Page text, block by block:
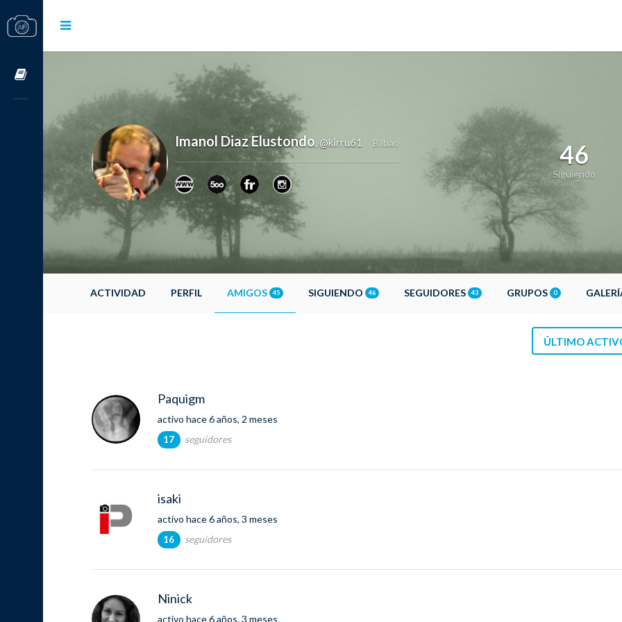
Imanol Diaz Elustondo, @kirru61 Bilbao 46
Siguiendo
ACTIVIDAD PERFIL AMIGOS 45 SIGUIENDO 46 SEGUIDORES 43 GRUPOS 0
ÚLTIMO
Paquigm
activo hace 6 años, 2 meses
17 seguidores
isaki
activo hace 6 años, 3 meses
16 seguidores
Ninick
activo hace 6 años, 3 meses